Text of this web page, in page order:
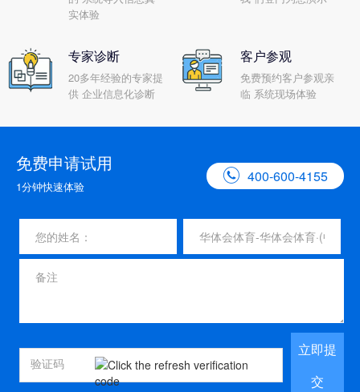
实体验
专家诊断
20多年经验的专家提
供 企业信息化诊断
客户参观
免费预约客户参观亲
临 系统现场体验
免费申请试用
1分钟快速体验
 400-600-4155
立即提
交